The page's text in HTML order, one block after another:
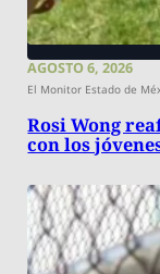
AGOSTO 6, 2026
El Monitor Estado de
Rosi Wong
con los